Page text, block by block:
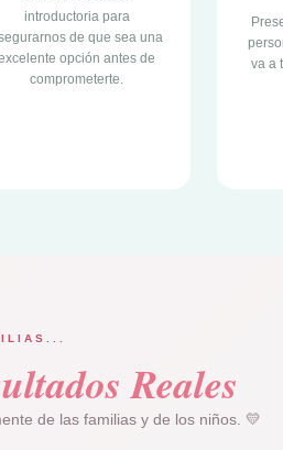
introductoria para
de que sea una
opción antes de
comprometerte.
va a
Reales
de las familias y de los niños. 💛